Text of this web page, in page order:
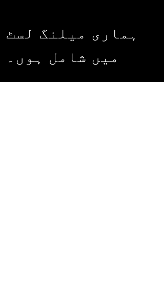
ہماری میلنگ لسٹ
میں شامل ہوں۔